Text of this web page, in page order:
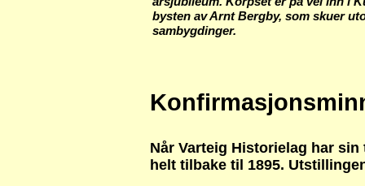
bysten av Arnt Bergby, som skuer
sambygdinger.
Når Varteig Historielag har
helt tilbake til 1895.